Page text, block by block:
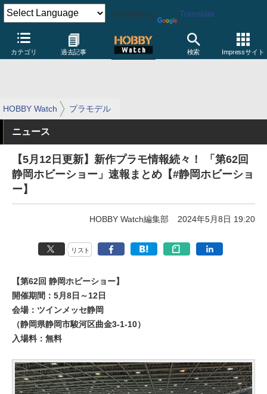
Powered by Translate
カテゴリ 過去記事 検索 Impressサイト
HOBBY Watch プラモデル
ニュース
【5月12日更新】新作プラモ情報続々！ 「第62回
静岡ホビーショー」速報まとめ【#静岡ホビーショ
ー】
HOBBY Watch編集部 2024年5月8日 19:20
リスト
【第62回 静岡ホビーショー】
開催期間：5月8日～12日
会場：ツインメッセ静岡
（静岡県静岡市駿河区曲金3-1-10）
入場料：無料